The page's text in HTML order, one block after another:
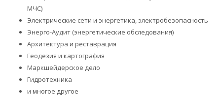
МЧС)
Электрические сети и энергетика, электробезопасность
Энерго-Аудит (энергетические обследования)
Архитектура и реставрация
Геодезия и картография
Маркшейдерское дело
Гидротехника
и многое другое